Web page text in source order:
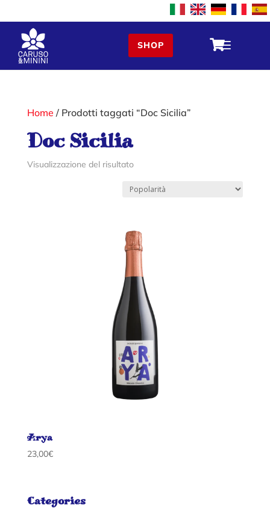
SHOP a

Home / Prodotti taggati “Doc Sicilia”
Doc Sicilia
Visualizzazione del risultato
Arya
23,00€
Categories